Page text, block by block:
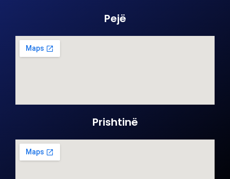
Pejë
Prishtinë